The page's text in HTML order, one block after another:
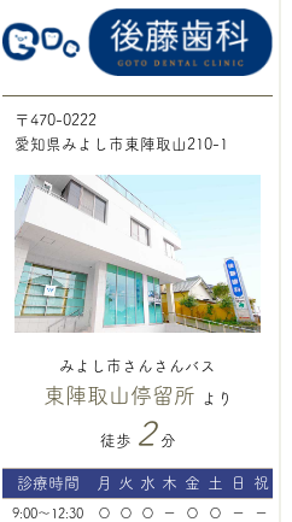
〒470-0222
愛知県みよし市東陣取山210-1
みよし市さんさんバス
東陣取山停留所 より
徒歩 2 分
診療時間 月 火 水 木 金 土 日 祝
9:00〜12:30 〇 〇 〇 ー 〇 〇 ー ー